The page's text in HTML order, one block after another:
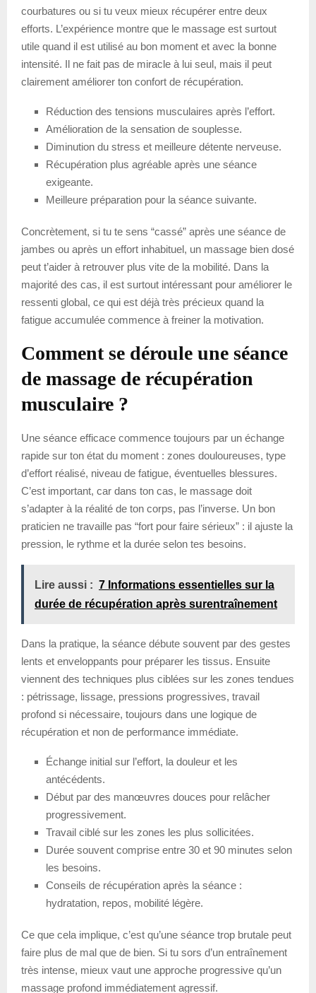
courbatures ou si tu veux mieux récupérer entre deux
efforts. L’expérience montre que le massage est surtout
utile quand il est utilisé au bon moment et avec la bonne
intensité. Il ne fait pas de miracle à lui seul, mais il peut
clairement améliorer ton confort de récupération.
Réduction des tensions musculaires après l’effort.
Amélioration de la sensation de souplesse.
Diminution du stress et meilleure détente nerveuse.
Récupération plus agréable après une séance
exigeante.
Meilleure préparation pour la séance suivante.
Concrètement, si tu te sens “cassé” après une séance de
jambes ou après un effort inhabituel, un massage bien dosé
peut t’aider à retrouver plus vite de la mobilité. Dans la
majorité des cas, il est surtout intéressant pour améliorer le
ressenti global, ce qui est déjà très précieux quand la
fatigue accumulée commence à freiner la motivation.
Comment se déroule une séance
de massage de récupération
musculaire ?
Une séance efficace commence toujours par un échange
rapide sur ton état du moment : zones douloureuses, type
d’effort réalisé, niveau de fatigue, éventuelles blessures.
C’est important, car dans ton cas, le massage doit
s’adapter à la réalité de ton corps, pas l’inverse. Un bon
praticien ne travaille pas “fort pour faire sérieux” : il ajuste la
pression, le rythme et la durée selon tes besoins.
Lire aussi : 7 Informations essentielles sur la
durée de récupération après surentraînement
Dans la pratique, la séance débute souvent par des gestes
lents et enveloppants pour préparer les tissus. Ensuite
viennent des techniques plus ciblées sur les zones tendues
: pétrissage, lissage, pressions progressives, travail
profond si nécessaire, toujours dans une logique de
récupération et non de performance immédiate.
Échange initial sur l’effort, la douleur et les
antécédents.
Début par des manœuvres douces pour relâcher
progressivement.
Travail ciblé sur les zones les plus sollicitées.
Durée souvent comprise entre 30 et 90 minutes selon
les besoins.
Conseils de récupération après la séance :
hydratation, repos, mobilité légère.
Ce que cela implique, c’est qu’une séance trop brutale peut
faire plus de mal que de bien. Si tu sors d’un entraînement
très intense, mieux vaut une approche progressive qu’un
massage profond immédiatement agressif.